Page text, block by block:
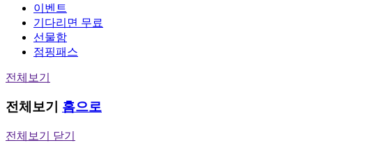
이벤트
기다리면 무료
선물함
점핑패스
전체보기
전체보기 홈으로
전체보기 닫기